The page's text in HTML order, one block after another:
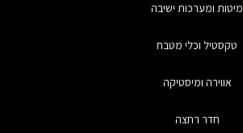
מיטות ומערכות ישיבה
טקסטיל וכלי מטבח
אווירה ומיסטיקה
חדר רחצה